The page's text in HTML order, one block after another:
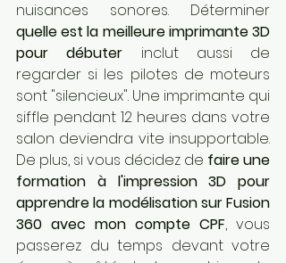
quelle est la meilleure imprimante 3D
pour débuter inclut aussi de
regarder si les pilotes de moteurs
sont "silencieux". Une imprimante qui
siffle pendant 12 heures dans votre
salon deviendra vite insupportable.
De plus, si vous décidez de faire une
formation à l'impression 3D pour
apprendre la modélisation sur Fusion
360 avec mon compte CPF, vous
passerez du temps devant votre